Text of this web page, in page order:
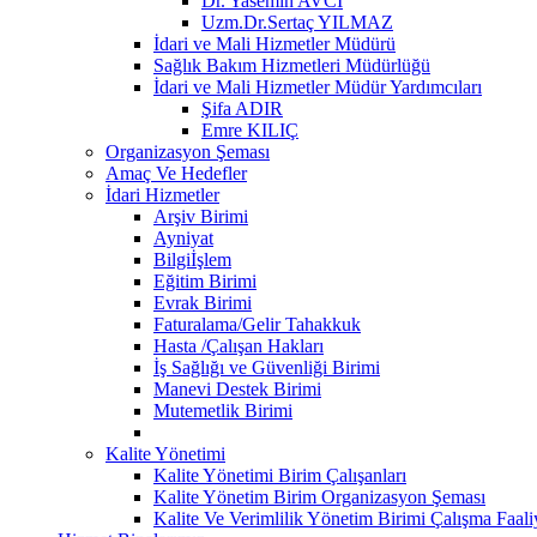
Uzm.Dr.Sertaç YILMAZ
İdari ve Mali Hizmetler Müdürü
Sağlık Bakım Hizmetleri Müdürlüğü
İdari ve Mali Hizmetler Müdür Yardımcıları
Şifa ADIR
Emre KILIÇ
Organizasyon Şeması
Amaç Ve Hedefler
İdari Hizmetler
Arşiv Birimi
Ayniyat
Bilgiİşlem
Eğitim Birimi
Evrak Birimi
Faturalama/Gelir Tahakkuk
Hasta /Çalışan Hakları
İş Sağlığı ve Güvenliği Birimi
Manevi Destek Birimi
Mutemetlik Birimi
Kalite Yönetimi
Kalite Yönetimi Birim Çalışanları
Kalite Yönetim Birim Organizasyon Şeması
Kalite Ve Verimlilik Yönetim Birimi Çalışma